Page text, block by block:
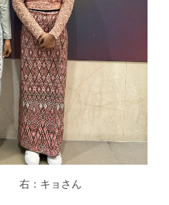
右：キョさん